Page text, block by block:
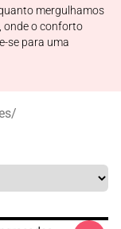
mergulhamos
onde o conforto
se para uma
/